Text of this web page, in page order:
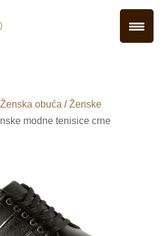
Ženska obuća /Ženske
modne tenisice crne